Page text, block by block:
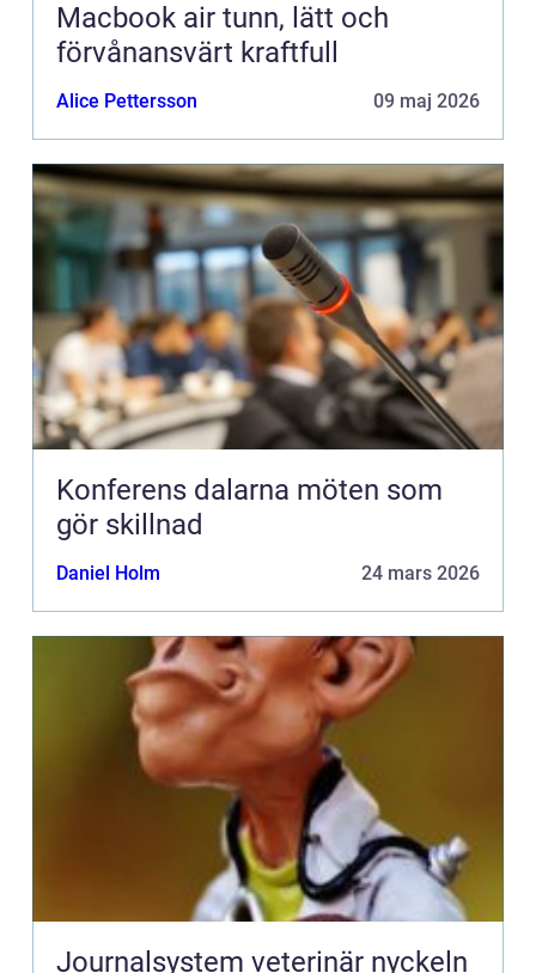
Macbook air tunn, lätt och
förvånansvärt kraftfull
Alice Pettersson 09 maj 2026
Konferens dalarna möten som
gör skillnad
Daniel Holm 24 mars 2026
Journalsystem veterinär nyckeln